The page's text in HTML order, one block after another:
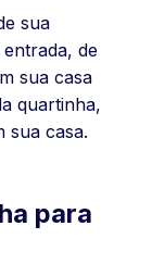
sua
de
sua casa
quartinha,
sua casa.
para